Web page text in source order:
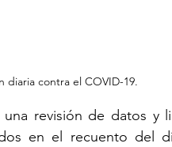
diaria contra el COVID-19.
revisión de datos y
en el recuento del